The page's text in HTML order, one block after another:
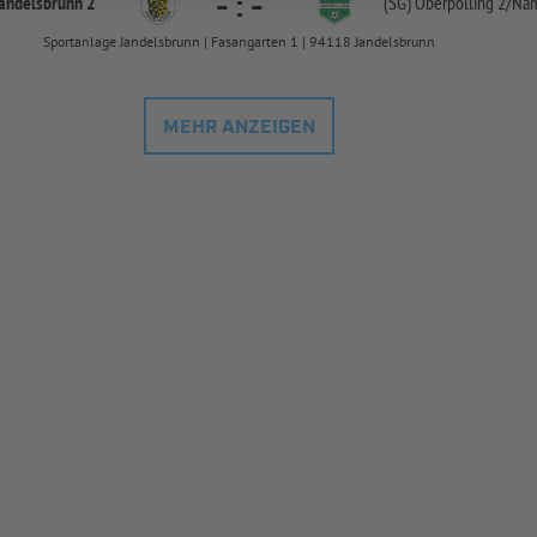
- : -
Sportanlage Jandelsbrunn | Fasangarten 1 | 94118 Jandelsbrunn
MEHR ANZEIGEN